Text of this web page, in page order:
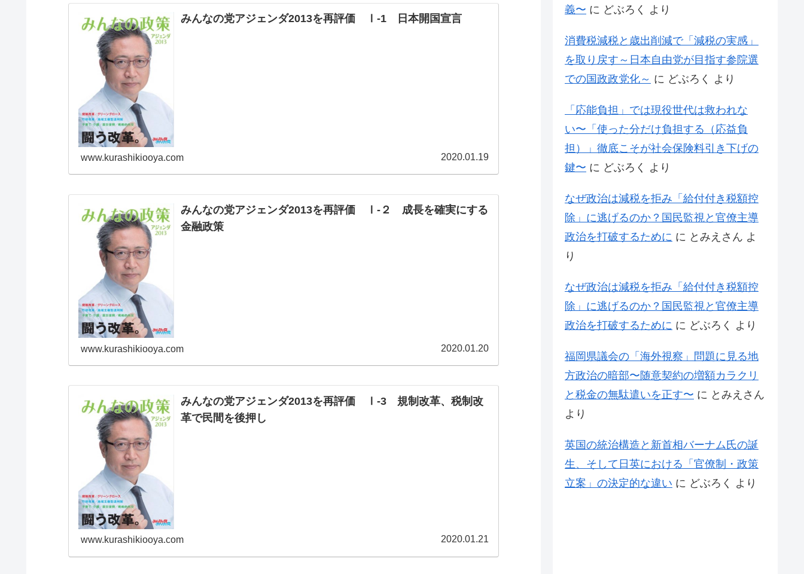
みんなの党アジェンダ2013を再評価 Ⅰ-1 日本開国宣言
www.kurashikiooya.com 2020.01.19
みんなの党アジェンダ2013を再評価 Ⅰ-２ 成長を確実にする
金融政策
www.kurashikiooya.com 2020.01.20
みんなの党アジェンダ2013を再評価 Ⅰ-3 規制改革、税制改
革で民間を後押し
www.kurashikiooya.com 2020.01.21
義〜 に どぶろく より
消費税減税と歳出削減で「減税の実感」
を取り戻す～日本自由党が目指す参院選
での国政政党化～ に どぶろく より
「応能負担」では現役世代は救われな
い〜「使った分だけ負担する（応益負
担）」徹底こそが社会保険料引き下げの
鍵〜 に どぶろく より
なぜ政治は減税を拒み「給付付き税額控
除」に逃げるのか？国民監視と官僚主導
政治を打破するために に とみえさん よ
り
なぜ政治は減税を拒み「給付付き税額控
除」に逃げるのか？国民監視と官僚主導
政治を打破するために に どぶろく より
福岡県議会の「海外視察」問題に見る地
方政治の暗部〜随意契約の増額カラクリ
と税金の無駄遣いを正す〜 に とみえさん
より
英国の統治構造と新首相バーナム氏の誕
生、そして日英における「官僚制・政策
立案」の決定的な違い に どぶろく より